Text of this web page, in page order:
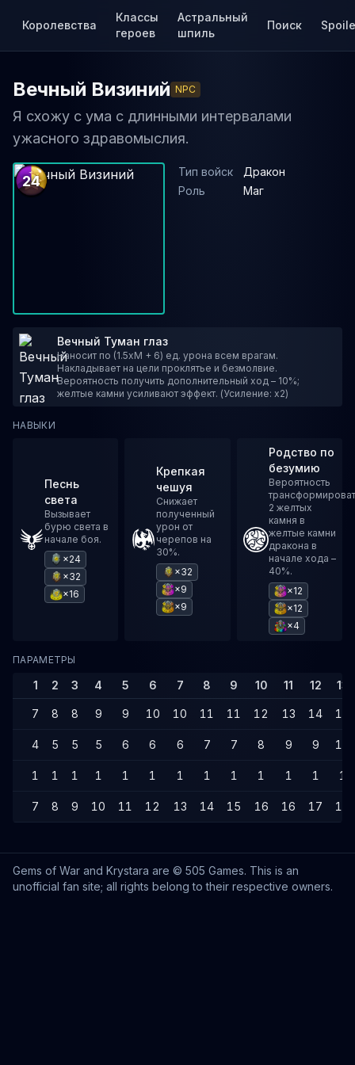
Королевства
Классы
героев
Астральный
шпиль
Поиск
Вечный Визиний NPC
Я схожу с ума с длинными интервалами
ужасного здравомыслия.
24
Тип войск
Дракон
Роль
Маг
Вечный Туман глаз
Наносит по (1.5xM + 6) ед. урона всем врагам.
Накладывает на цели проклятье и безмолвие.
Вероятность получить дополнительный ход – 10%;
желтые камни усиливают эффект. (Усиление: x2)
НАВЫКИ
Песнь
света
Вызывает
бурю света в
начале боя.
×24
×32
×16
Крепкая
чешуя
Снижает
полученный
урон от
черепов на
30%.
×32
×9
×9
Родство по
безумию
Вероятность
2 желтых
камня в
желтые камни
дракона в
начале хода –
40%.
×12
×12
×4
ПАРАМЕТРЫ
1 2 3 4 5 6 7 8 9 10 11 12 13
7 8 8 9 9 10 10 11 11 12 13 14 14
4 5 5 5 6 6 6 7 7 8 9 9 10
1 1 1 1 1 1 1 1 1 1 1 1 1
7 8 9 10 11 12 13 14 15 16 16 17 18
Gems of War and Krystara are © 505 Games. This is an
unofficial fan site; all rights belong to their respective owners.